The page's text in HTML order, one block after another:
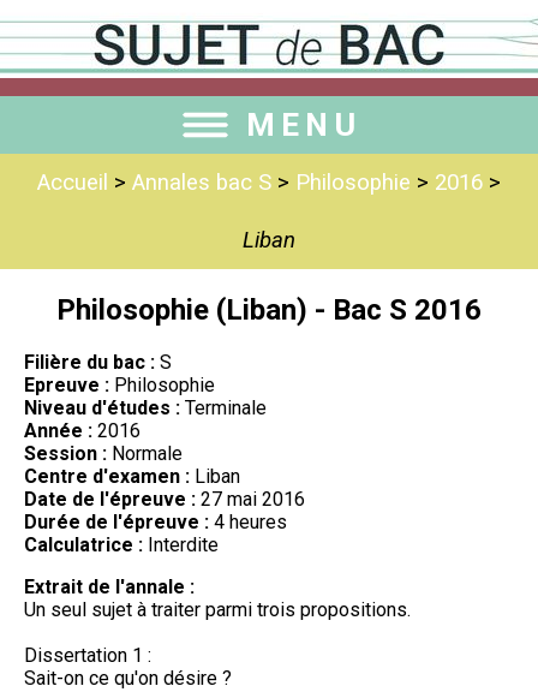
MENU
Accueil > Annales bac S > Philosophie > 2016 >
Liban
Philosophie (Liban) - Bac S 2016
Filière du bac : S
Epreuve : Philosophie
Niveau d'études : Terminale
Année : 2016
Session : Normale
Centre d'examen : Liban
Date de l'épreuve : 27 mai 2016
Durée de l'épreuve : 4 heures
Calculatrice : Interdite
Extrait de l'annale :
Un seul sujet à traiter parmi trois propositions.
Dissertation 1 :
Sait-on ce qu'on désire ?